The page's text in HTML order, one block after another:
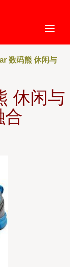
数码熊 休闲与
休闲与
合